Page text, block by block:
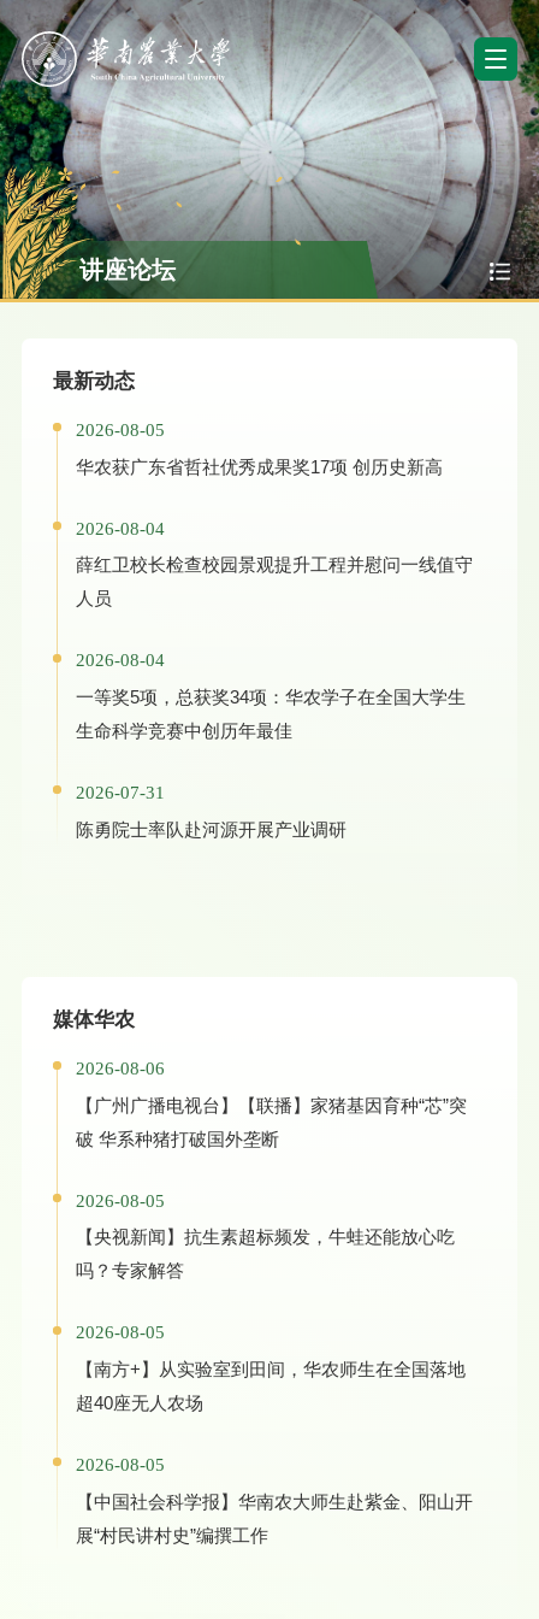
讲座论坛
最新动态
2026-08-05
华农获广东省哲社优秀成果奖17项 创历史新高
2026-08-04
薛红卫校长检查校园景观提升工程并慰问一线值守
人员
2026-08-04
一等奖5项，总获奖34项：华农学子在全国大学生
生命科学竞赛中创历年最佳
2026-07-31
陈勇院士率队赴河源开展产业调研
媒体华农
2026-08-06
【广州广播电视台】【联播】家猪基因育种“芯”突
破 华系种猪打破国外垄断
2026-08-05
【央视新闻】抗生素超标频发，牛蛙还能放心吃
吗？专家解答
2026-08-05
【南方+】从实验室到田间，华农师生在全国落地
超40座无人农场
2026-08-05
【中国社会科学报】华南农大师生赴紫金、阳山开
展“村民讲村史”编撰工作